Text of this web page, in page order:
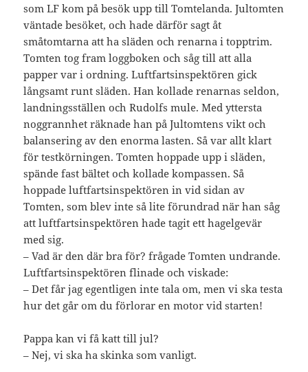
som LF kom på besök upp till Tomtelanda. Jultomten
väntade besöket, och hade därför sagt åt
småtomtarna att ha släden och renarna i topptrim.
Tomten tog fram loggboken och såg till att alla
papper var i ordning. Luftfartsinspektören gick
långsamt runt släden. Han kollade renarnas seldon,
landningsställen och Rudolfs mule. Med yttersta
noggrannhet räknade han på Jultomtens vikt och
balansering av den enorma lasten. Så var allt klart
för testkörningen. Tomten hoppade upp i släden,
spände fast bältet och kollade kompassen. Så
hoppade luftfartsinspektören in vid sidan av
Tomten, som blev inte så lite förundrad när han såg
att luftfartsinspektören hade tagit ett hagelgevär
med sig.
– Vad är den där bra för? frågade Tomten undrande.
Luftfartsinspektören flinade och viskade:
– Det får jag egentligen inte tala om, men vi ska testa
hur det går om du förlorar en motor vid starten!
Pappa kan vi få katt till jul?
– Nej, vi ska ha skinka som vanligt.